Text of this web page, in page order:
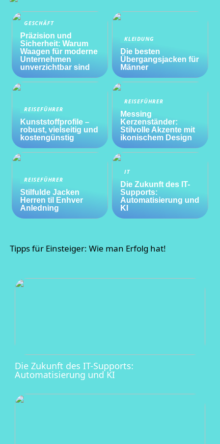
GESCHÄFT
Präzision und
Sicherheit: Warum
Waagen für moderne
Unternehmen
unverzichtbar sind
KLEIDUNG
Die besten
Übergangsjacken für
Männer
REISEFÜHRER
Kunststoffprofile –
robust, vielseitig und
kostengünstig
REISEFÜHRER
Messing
Kerzenständer:
Stilvolle Akzente mit
ikonischem Design
REISEFÜHRER
Stilfulde Jacken
Herren til Enhver
Anledning
IT
Die Zukunft des IT-
Supports:
Automatisierung und
KI
Tipps für Einsteiger: Wie man Erfolg hat!
Die Zukunft des IT-Supports:
Automatisierung und KI